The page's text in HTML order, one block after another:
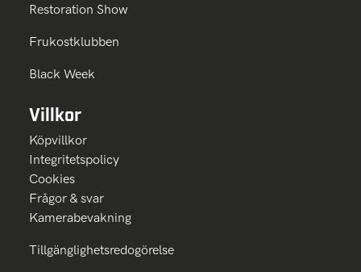
Restoration Show
Frukostklubben
Black Week
Villkor
Köpvillkor
Integritetspolicy
Cookies
Frågor & svar
Kamerabevakning
Tillgänglighetsredogörelse